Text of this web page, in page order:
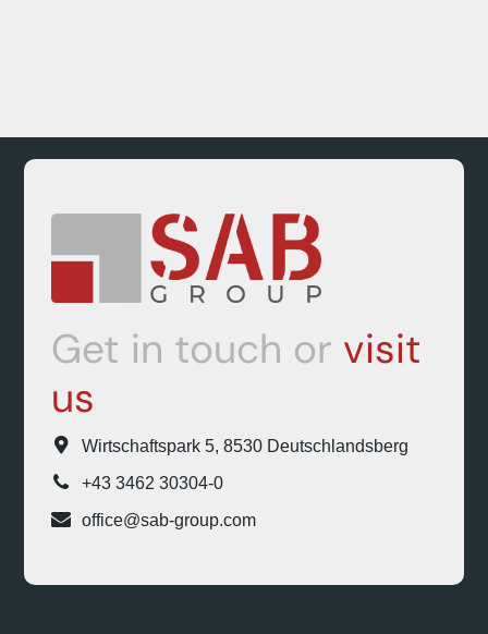
Get in touch or visit
us
Wirtschaftspark 5, 8530 Deutschlandsberg
+43 3462 30304-0
office@sab-group.com